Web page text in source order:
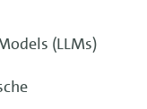
(LLMs)